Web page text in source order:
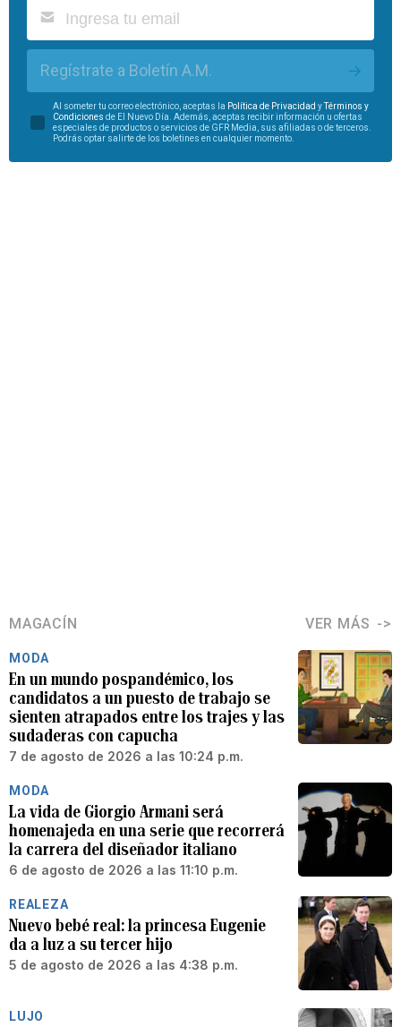
Regístrate a Boletín A.M.
Al someter tu correo electrónico, aceptas la Política de Privacidad yTérminos y
Condiciones de El Nuevo Día. Además, aceptas recibir información u ofertas
especiales de productos o servicios de GFR Media, sus afiliadas o de terceros.
Podrás optar salirte de los boletines en cualquier momento.
MAGACÍN VER MÁS
MODA
En un mundo pospandémico, los
candidatos a un puesto de trabajo se
sienten atrapados entre los trajes y las
sudaderas con capucha
7 de agosto de 2026 a las 10:24 p.m.
MODA
La vida de Giorgio Armani será
homenajeda en una serie que recorrerá
la carrera del diseñador italiano
6 de agosto de 2026 a las 11:10 p.m.
REALEZA
Nuevo bebé real: la princesa Eugenie
da a luz a su tercer hijo
5 de agosto de 2026 a las 4:38 p.m.
LUJO